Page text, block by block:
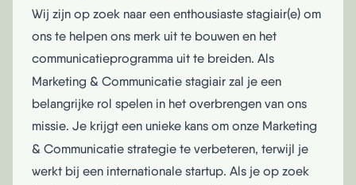
Wij zijn op zoek naar een enthousiaste stagiair(e) om
ons te helpen ons merk uit te bouwen en het
communicatieprogramma uit te breiden. Als
Marketing & Communicatie stagiair zal je een
belangrijke rol spelen in het overbrengen van ons
missie. Je krijgt een unieke kans om onze Marketing
& Communicatie strategie te verbeteren, terwijl je
werkt bij een internationale startup. Als je op zoek